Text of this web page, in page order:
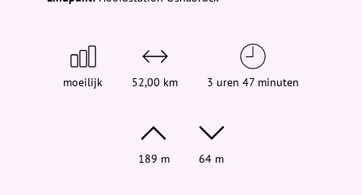
e
:
moeilijk 52,00 km 3 uren 47 minuten
189 m 64 m